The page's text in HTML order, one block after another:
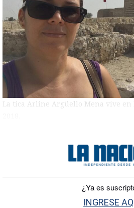
La tica Arline Argüello Mena vive